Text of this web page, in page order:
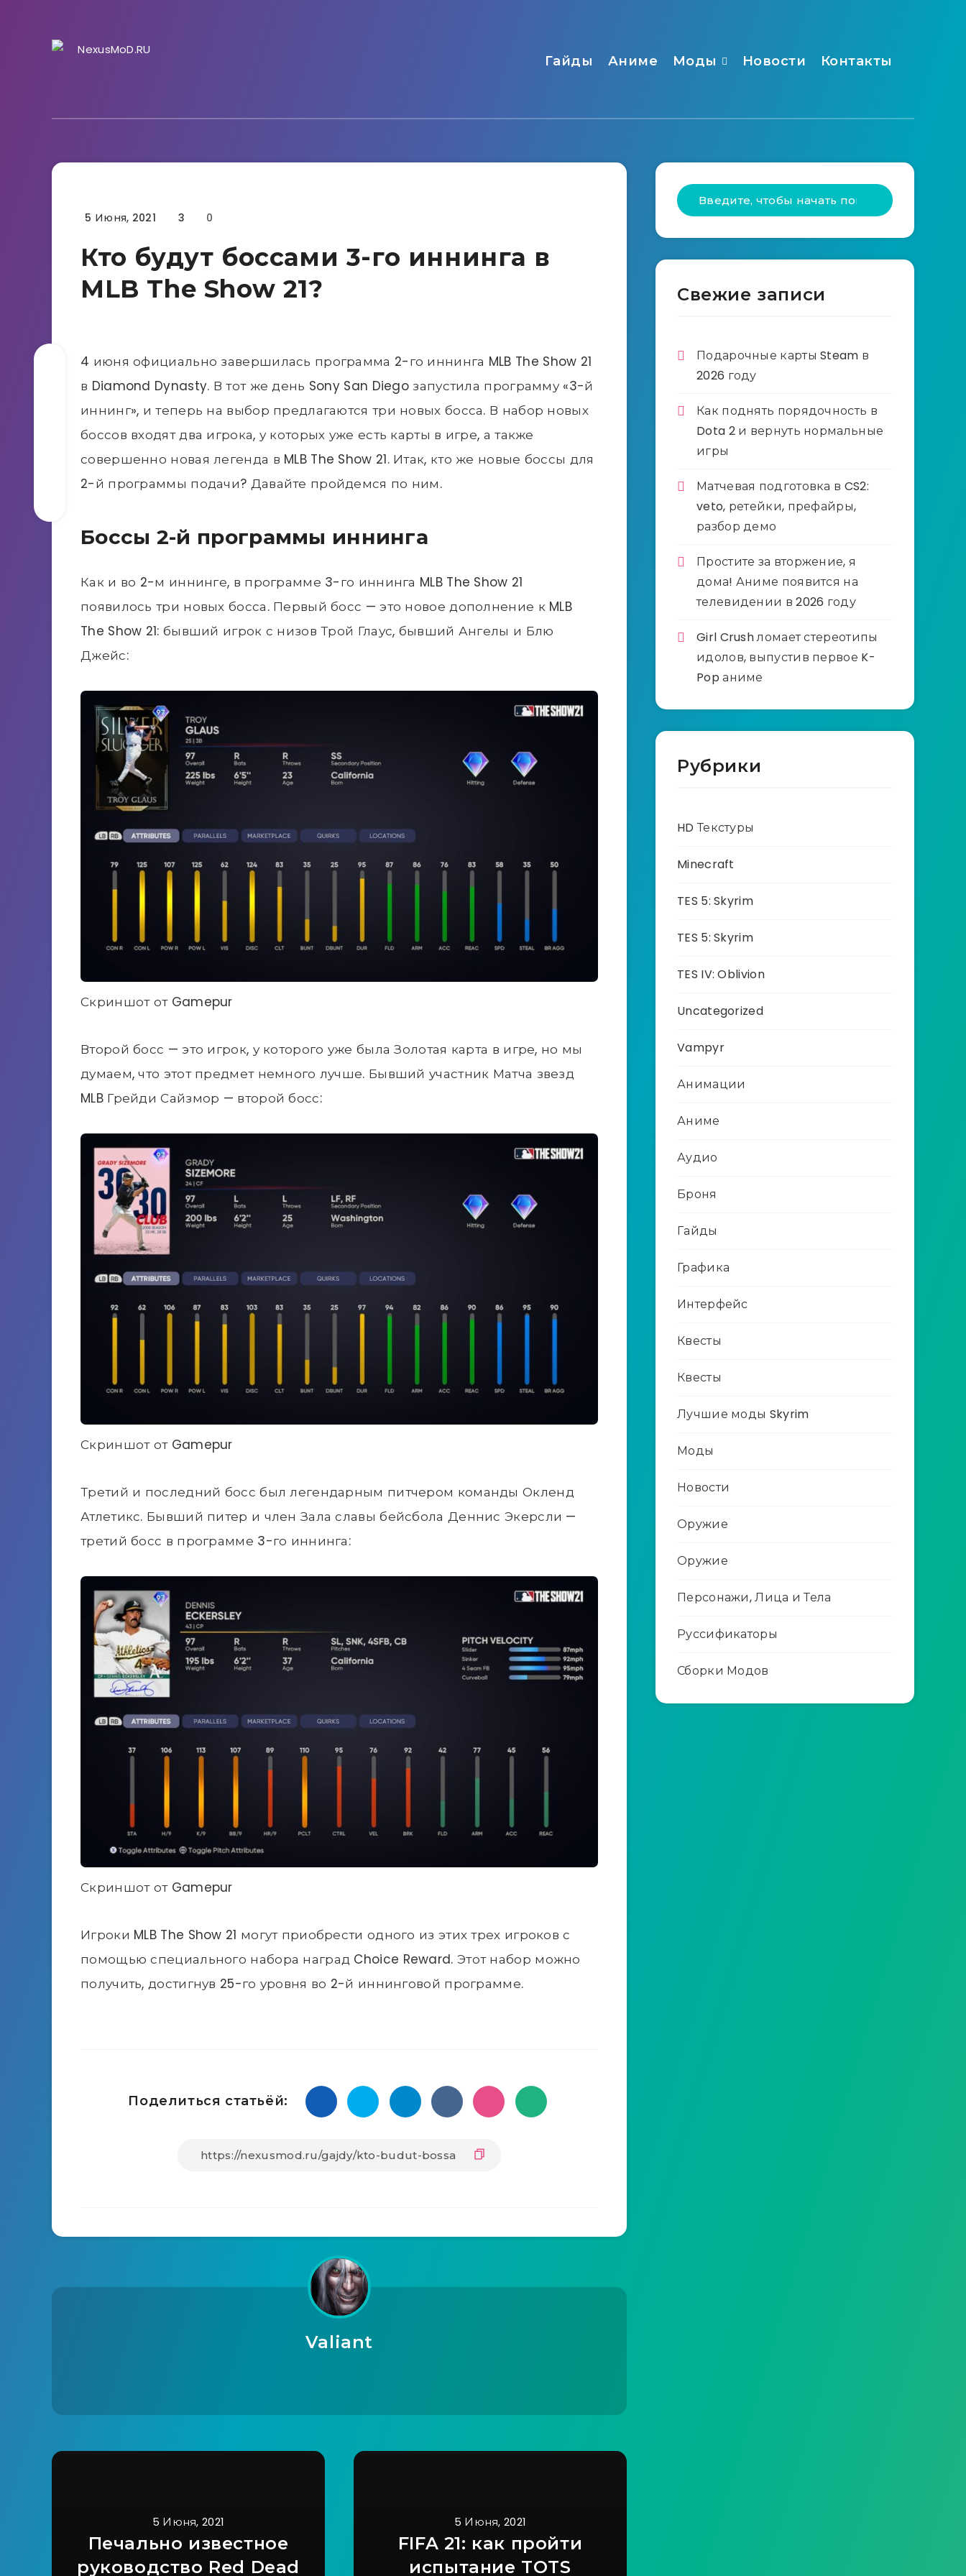
Гайды Аниме Моды Новости Контакты
Гайды
5 Июня, 2021 3 0
Кто будут боссами 3-го иннинга в
MLB The Show 21?
4 июня официально завершилась программа 2-го иннинга MLB The Show 21
в Diamond Dynasty. В тот же день Sony San Diego запустила программу «3-й
иннинг», и теперь на выбор предлагаются три новых босса. В набор новых
боссов входят два игрока, у которых уже есть карты в игре, а также
совершенно новая легенда в MLB The Show 21. Итак, кто же новые боссы для
2-й программы подачи? Давайте пройдемся по ним.
Боссы 2-й программы иннинга
Как и во 2-м иннинге, в программе 3-го иннинга MLB The Show 21
появилось три новых босса. Первый босс — это новое дополнение к MLB
The Show 21: бывший игрок с низов Трой Глаус, бывший Ангелы и Блю
Джейс:
Скриншот от Gamepur
Второй босс — это игрок, у которого уже была Золотая карта в игре, но мы
думаем, что этот предмет немного лучше. Бывший участник Матча звезд
MLB Грейди Сайзмор — второй босс:
Скриншот от Gamepur
Третий и последний босс был легендарным питчером команды Окленд
Атлетикс. Бывший питер и член Зала славы бейсбола Деннис Экерсли —
третий босс в программе 3-го иннинга:
Скриншот от Gamepur
Игроки MLB The Show 21 могут приобрести одного из этих трех игроков с
помощью специального набора наград Choice Reward. Этот набор можно
получить, достигнув 25-го уровня во 2-й иннинговой программе.
Поделиться статьёй:
Valiant
5 Июня, 2021
Печально известное
руководство Red Dead
5 Июня, 2021
FIFA 21: как пройти
испытание TOTS
Свежие записи
Подарочные карты Steam в
2026 году
Как поднять порядочность в
Dota 2 и вернуть нормальные
игры
Матчевая подготовка в CS2:
veto, ретейки, префайры,
разбор демо
Простите за вторжение, я
дома! Аниме появится на
телевидении в 2026 году
Girl Crush ломает стереотипы
идолов, выпустив первое K-
Pop аниме
Рубрики
HD Текстуры
Minecraft
TES 5: Skyrim
TES 5: Skyrim
TES IV: Oblivion
Uncategorized
Vampyr
Анимации
Аниме
Аудио
Броня
Гайды
Графика
Интерфейс
Квесты
Квесты
Лучшие моды Skyrim
Моды
Новости
Оружие
Оружие
Персонажи, Лица и Тела
Руссификаторы
Сборки Модов